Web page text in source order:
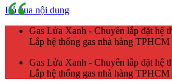
Bỏ qua nội dung
Gas Lửa Xanh - Chuyên lắp đặt hệ
Lắp hệ thống gas nhà hàng TPHCM
Gas Lửa Xanh - Chuyên lắp đặt hệ
Lắp hệ thống gas nhà hàng TPHCM